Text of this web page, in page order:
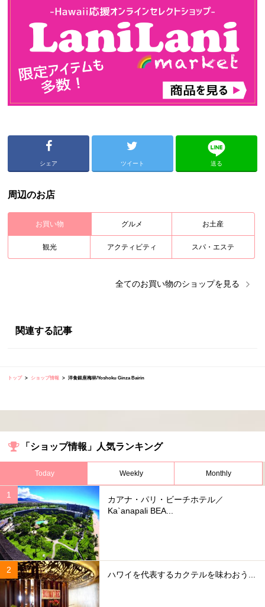
シェア ツイート 送る
周辺のお店
お買い物 グルメ お土産
観光 アクティビティ スパ・エステ
全てのお買い物のショップを見る
関連する記事
トップ ショップ情報 洋食銀座梅林/Yoshoku Ginza Bairin
「ショップ情報」人気ランキング
Today Weekly Monthly
カアナ・パリ・ビーチホテル／
Ka`anapali BEA...
ハワイを代表するカクテルを味わおう...